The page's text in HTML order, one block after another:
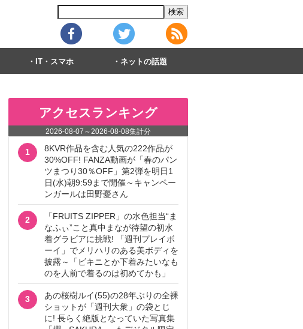
IT・スマホ ネットの話題
アクセスランキング
2026-08-07 ～2026-08-08集計分
1
8KVR作品を含む人気の222作品が
30%OFF! FANZA動画が「春のパン
ツまつり30％OFF」第2弾を明日1
日(水)朝9:59まで開催～キャンペー
ンガールは田野憂さん
2
「FRUITS ZIPPER」の水色担当“ま
なふぃ”こと真中まなが待望の初水
着グラビアに挑戦! 「週刊プレイボ
ーイ」でメリハリのある美ボディを
披露～「ビキニとか下着みたいなも
のを人前で着るのは初めてかも」
3
あの桜樹ルイ(55)の28年ぶりの全裸
ショットが「週刊大衆」の袋とじ
に! 長らく絶版となっていた写真集